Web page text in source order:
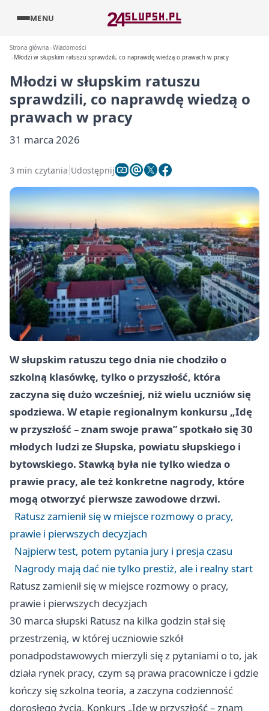
MENU
Strona główna Wiadomości
Młodzi w słupskim ratuszu sprawdzili, co naprawdę wiedzą o prawach w pracy
Młodzi w słupskim ratuszu
sprawdzili, co naprawdę wiedzą o
prawach w pracy
31 marca 2026
3 min czytania Udostępnij
W słupskim ratuszu tego dnia nie chodziło o
szkolną klasówkę, tylko o przyszłość, która
zaczyna się dużo wcześniej, niż wielu uczniów się
spodziewa. W etapie regionalnym konkursu „Idę
w przyszłość – znam swoje prawa” spotkało się 30
młodych ludzi ze Słupska, powiatu słupskiego i
bytowskiego. Stawką była nie tylko wiedza o
prawie pracy, ale też konkretne nagrody, które
mogą otworzyć pierwsze zawodowe drzwi.
Ratusz zamienił się w miejsce rozmowy o pracy,
prawie i pierwszych decyzjach
Najpierw test, potem pytania jury i presja czasu
Nagrody mają dać nie tylko prestiż, ale i realny start
Ratusz zamienił się w miejsce rozmowy o pracy,
prawie i pierwszych decyzjach
30 marca słupski Ratusz na kilka godzin stał się
przestrzenią, w której uczniowie szkół
ponadpodstawowych mierzyli się z pytaniami o to, jak
działa rynek pracy, czym są prawa pracownicze i gdzie
kończy się szkolna teoria, a zaczyna codzienność
dorosłego życia. Konkurs „Idę w przyszłość – znam